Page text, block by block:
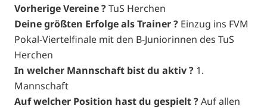
Vorherige Vereine ?TuS Herchen
Deine größten Erfolge als Trainer ? Einzug ins FVM
Pokal-Viertelfinale mit den B-Juniorinnen des TuS
Herchen
In welcher Mannschaft bist du aktiv ? 1.
Mannschaft
Auf welcher Position hast du gespielt ?Auf allen